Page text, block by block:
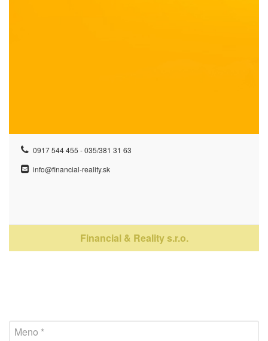
0917 544 455 - 035/381 31 63
info@financial-reality.sk
Financial & Reality s.r.o.